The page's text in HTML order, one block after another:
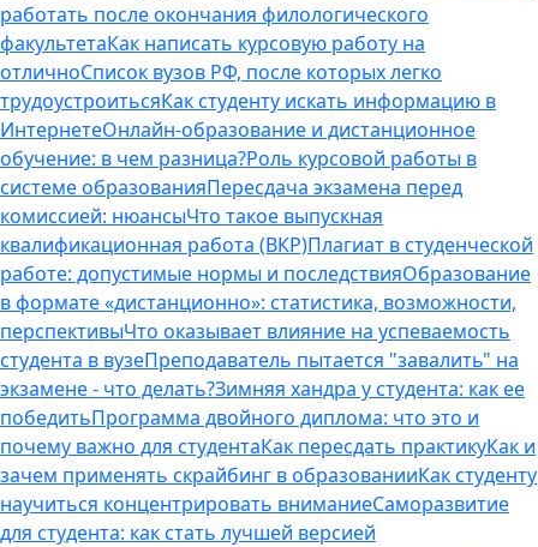
работать после окончания филологического
факультетаКак написать курсовую работу на
отличноСписок вузов РФ, после которых легко
трудоустроитьсяКак студенту искать информацию в
ИнтернетеОнлайн-образование и дистанционное
обучение: в чем разница?Роль курсовой работы в
системе образованияПересдача экзамена перед
комиссией: нюансыЧто такое выпускная
квалификационная работа (ВКР)Плагиат в студенческой
работе: допустимые нормы и последствияОбразование
в формате «дистанционно»: статистика, возможности,
перспективыЧто оказывает влияние на успеваемость
студента в вузеПреподаватель пытается "завалить" на
экзамене - что делать?Зимняя хандра у студента: как ее
победитьПрограмма двойного диплома: что это и
почему важно для студентаКак пересдать практикуКак и
зачем применять скрайбинг в образованииКак студенту
научиться концентрировать вниманиеСаморазвитие
для студента: как стать лучшей версией